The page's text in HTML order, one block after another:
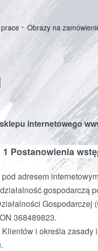
Obrazy na
internetowego
1 Postanowienia
adresem
gospodarczą
Gospodarczej
368489823.
i określa